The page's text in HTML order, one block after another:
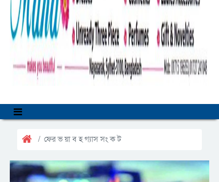
ফের ভ য়া ব হ গ্যাস সং ক ট